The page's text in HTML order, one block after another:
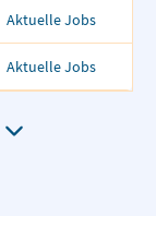
Aktuelle Jobs
Aktuelle Jobs